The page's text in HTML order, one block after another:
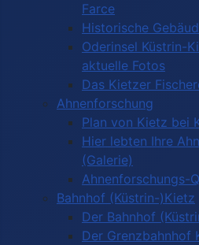
Farce
Historische
Oderinsel Küstrin-
aktuelle Fotos
Das Kietzer
Ahnenforschung
Plan von Kietz bei
Hier lebten Ihre
(Galerie)
Ahnenforschungs-
Bahnhof (Küstrin-)Kietz
Der Bahnhof
Der Grenzbahnhof